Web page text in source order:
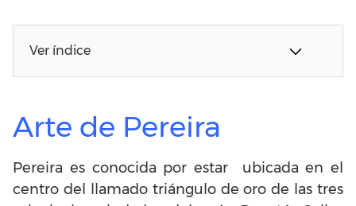
Ver índice
Arte de Pereira
Pereira es conocida por estar ubicada en el
centro del llamado triángulo de oro de las tres